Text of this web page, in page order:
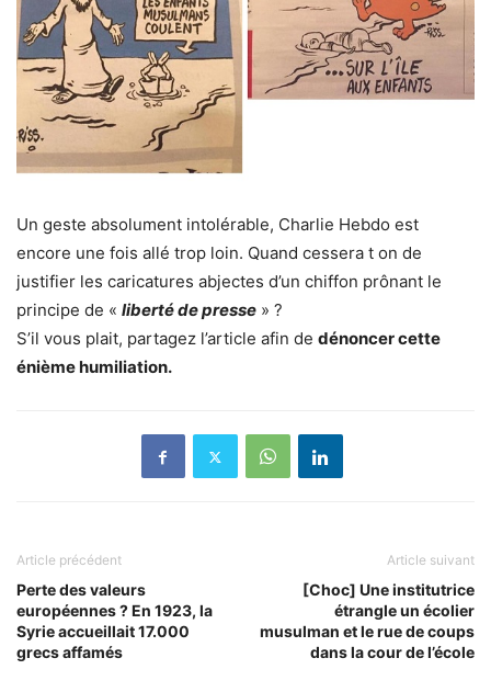
Un geste absolument intolérable, Charlie Hebdo est
encore une fois allé trop loin. Quand cessera t on de
justifier les caricatures abjectes d’un chiffon prônant le
principe de « liberté de presse » ?
S’il vous plait, partagez l’article afin de dénoncer cette
énième humiliation.
Article précédent
Perte des valeurs
européennes ? En 1923, la
Syrie accueillait 17.000
grecs affamés
Article suivant
[Choc] Une institutrice
étrangle un écolier
musulman et le rue de coups
dans la cour de l’école